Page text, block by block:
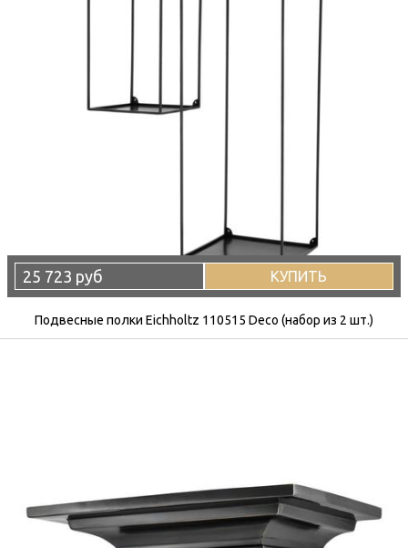
25 723 руб КУПИТЬ
Подвесные полки Eichholtz 110515 Deco (набор из 2 шт.)